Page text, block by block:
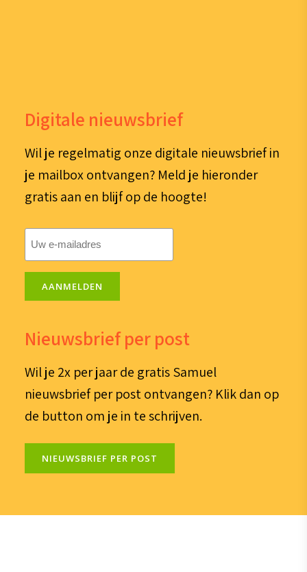
Digitale nieuwsbrief
Wil je regelmatig onze digitale nieuwsbrief in
je mailbox ontvangen? Meld je hieronder
gratis aan en blijf op de hoogte!
AANMELDEN
Nieuwsbrief per post
Wil je 2x per jaar de gratis Samuel
nieuwsbrief per post ontvangen? Klik dan op
de button om je in te schrijven.
NIEUWSBRIEF PER POST